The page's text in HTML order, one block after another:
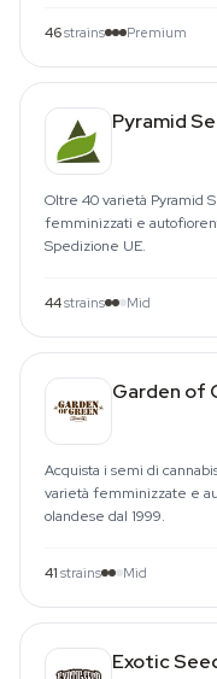
46strains Premium
Pyramid
Oltre 40 varietà Pyramid
femminizzati e
Spedizione UE.
44strains Mid
Garden of
Acquista i semi di
varietà femminizzate e
olandese dal 1999.
41 strains Mid
Exotic